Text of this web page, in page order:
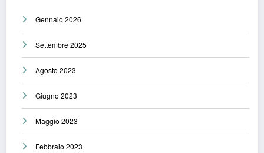
Gennaio 2026
Settembre 2025
Agosto 2023
Giugno 2023
Maggio 2023
Febbraio 2023